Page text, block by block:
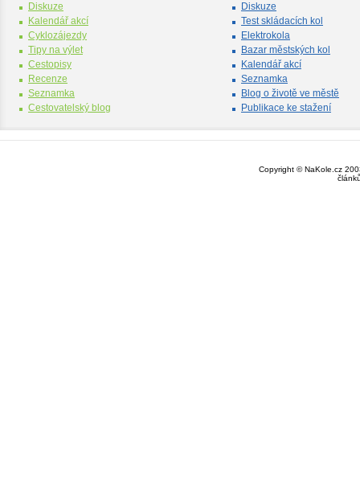
Diskuze
Kalendář akcí
Cyklozájezdy
Tipy na výlet
Cestopisy
Recenze
Seznamka
Cestovatelský blog
Diskuze
Test skládacích kol
Elektrokola
Bazar městských kol
Kalendář akcí
Seznamka
Blog o životě ve městě
Publikace ke stažení
Copyright © NaKole.cz